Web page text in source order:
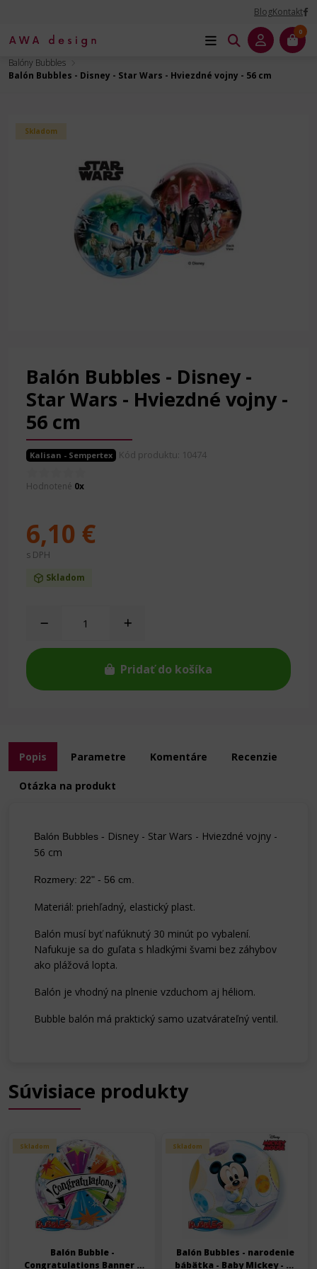
BlogKontakt
0
Balóny na Párty
Balóny Bubbles a Double Bubbles
Balóny Bubbles
Balón Bubbles - Disney - Star Wars - Hviezdné vojny - 56 cm
Skladom
Balón Bubbles - Disney -
Star Wars - Hviezdné vojny -
56 cm
Kalisan - Sempertex Kód produktu: 10474
Hodnotené 0x
Skladom
6,10 €
s DPH
Pridať do košíka
Popis Parametre Komentáre Recenzie
Otázka na produkt
Balón Bubbles - Disney - Star Wars - Hviezdné vojny -
56 cm
Rozmery: 22" - 56 cm.
Materiál: priehľadný, elastický plast.
Balón musí byť nafúknutý 30 minút po vybalení.
Nafukuje sa do guľata s hladkými švami bez záhybov
ako plážová lopta.
Balón je vhodný na plnenie vzduchom aj héliom.
Bubble balón má praktický samo uzatvárateľný ventil.
Súvisiace produkty
Skladom
Balón Bubble -
Congratulations Banner -
Skladom
Balón Bubbles - narodenie
bábätka - Baby Mickey - 56